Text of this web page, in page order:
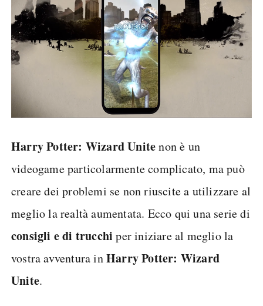
Harry Potter: Wizard Unitenon è un
videogame particolarmente complicato, ma può
creare dei problemi se non riuscite a utilizzare al
meglio la realtà aumentata. Ecco qui una serie di
consigli e di trucchi per iniziare al meglio la
vostra avventura inHarry Potter: Wizard
Unite.